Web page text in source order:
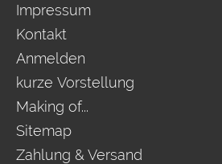
Impressum
Kontakt
Anmelden
kurze Vorstellung
Making of...
Sitemap
Zahlung & Versand